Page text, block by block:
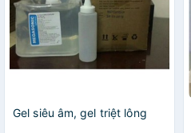
Gel siêu âm, gel triệt lông